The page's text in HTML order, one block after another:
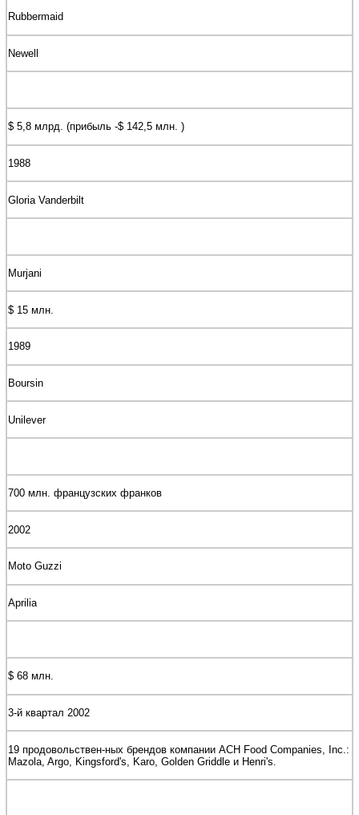
Rubbermaid
Newell
$ 5,8 млрд. (прибыль -$ 142,5 млн. )
1988
Gloria Vanderbilt
Murjani
$ 15 млн.
1989
Boursin
Unilever
700 млн. французских франков
2002
Moto Guzzi
Aprilia
$ 68 млн.
3-й квартал 2002
19 продовольствен-ных брендов компании ACH Food Companies, Inc.:
Mazola, Argo, Kingsford's, Karo, Golden Griddle и Henri's.